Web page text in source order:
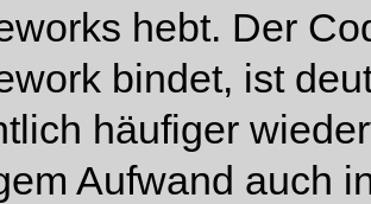
hebt. Der
bindet, ist
häufiger
Aufwand auch